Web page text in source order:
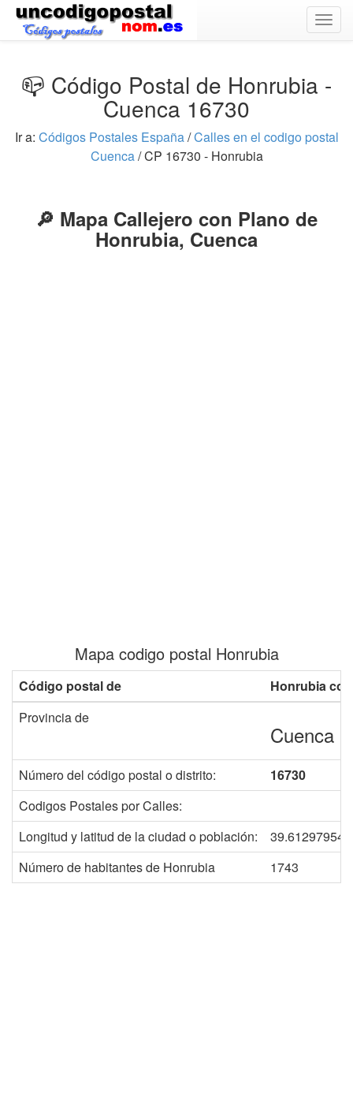
📪 Código Postal de Honrubia -
Cuenca 16730
Ir a: Códigos Postales España/Calles en el codigo postal
Cuenca/ CP 16730 - Honrubia
🔎 Mapa Callejero con Plano de
Honrubia, Cuenca
Mapa codigo postal Honrubia
Código postal de
Honrubia
Provincia de
Cuenca
Número del código postal o distrito:
16730
Codigos Postales por Calles:
Longitud y latitud de la ciudad o población:
Número de habitantes de Honrubia
1743